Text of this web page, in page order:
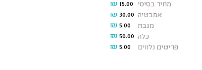
מחיר בסיסי 15.00
₪
אמבטיה 30.00
₪
מגבת
5.00
₪
כלה 50.00
₪
פריטים נלווים
5.00
₪